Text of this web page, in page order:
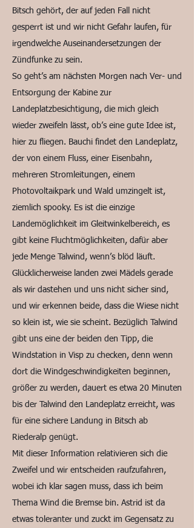
Bitsch gehört, der auf jeden Fall nicht
gesperrt ist und wir nicht Gefahr laufen, für
irgendwelche Auseinandersetzungen der
Zündfunke zu sein.
So geht’s am nächsten Morgen nach Ver- und
Entsorgung der Kabine zur
Landeplatzbesichtigung, die mich gleich
wieder zweifeln lässt, ob’s eine gute Idee ist,
hier zu fliegen. Bauchi findet den Landeplatz,
der von einem Fluss, einer Eisenbahn,
mehreren Stromleitungen, einem
Photovoltaikpark und Wald umzingelt ist,
ziemlich spooky. Es ist die einzige
Landemöglichkeit im Gleitwinkelbereich, es
gibt keine Fluchtmöglichkeiten, dafür aber
jede Menge Talwind, wenn’s blöd läuft.
Glücklicherweise landen zwei Mädels gerade
als wir dastehen und uns nicht sicher sind,
und wir erkennen beide, dass die Wiese nicht
so klein ist, wie sie scheint. Bezüglich Talwind
gibt uns eine der beiden den Tipp, die
Windstation in Visp zu checken, denn wenn
dort die Windgeschwindigkeiten beginnen,
größer zu werden, dauert es etwa 20 Minuten
bis der Talwind den Landeplatz erreicht, was
für eine sichere Landung in Bitsch ab
Riederalp genügt.
Mit dieser Information relativieren sich die
Zweifel und wir entscheiden raufzufahren,
wobei ich klar sagen muss, dass ich beim
Thema Wind die Bremse bin. Astrid ist da
etwas toleranter und zuckt im Gegensatz zu